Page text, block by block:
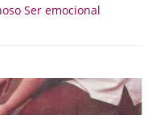
Ser emocional